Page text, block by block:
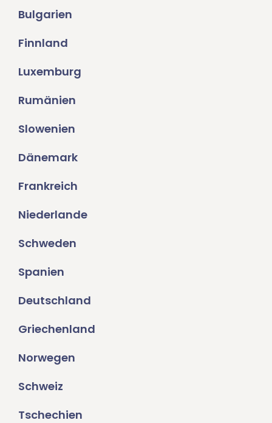
Bulgarien
Finnland
Luxemburg
Rumänien
Slowenien
Dänemark
Frankreich
Niederlande
Schweden
Spanien
Deutschland
Griechenland
Norwegen
Schweiz
Tschechien